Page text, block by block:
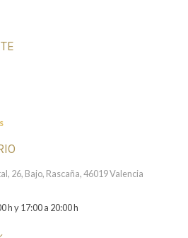
26, Bajo, Rascaña, 46019 Valencia
h y 17:00 a 20:00 h